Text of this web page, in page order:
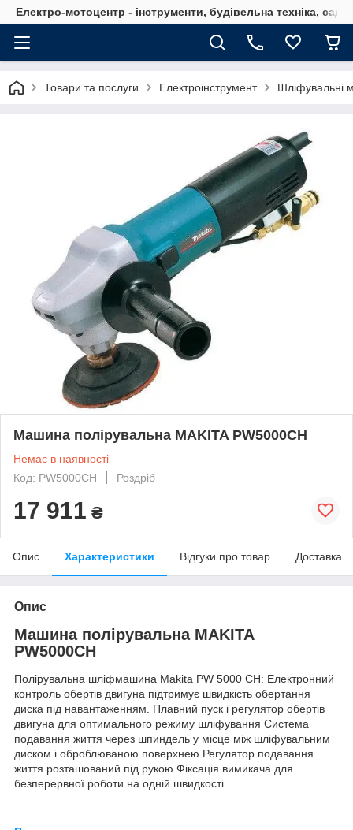
Електро-мотоцентр - інструменти, будівельна техніка,
Товари та послуги Електроінструмент Шліфувальні
Машина полірувальна MAKITA PW5000CH
Немає в наявності
Код: PW5000CH
Роздріб
17 911 ₴
Опис Характеристики Відгуки про товар Доставка
Опис
Машина полірувальна MAKITA
PW5000CH
Полірувальна шліфмашина Makita PW 5000 CH: Електронний
контроль обертів двигуна підтримує швидкість обертання
диска під навантаженням. Плавний пуск і регулятор обертів
двигуна для оптимального режиму шліфування Система
подавання життя через шпиндель у місце між шліфувальним
диском і оброблюваною поверхнею Регулятор подавання
життя розташований під рукою Фіксація вимикача для
безперервної роботи на одній швидкості.